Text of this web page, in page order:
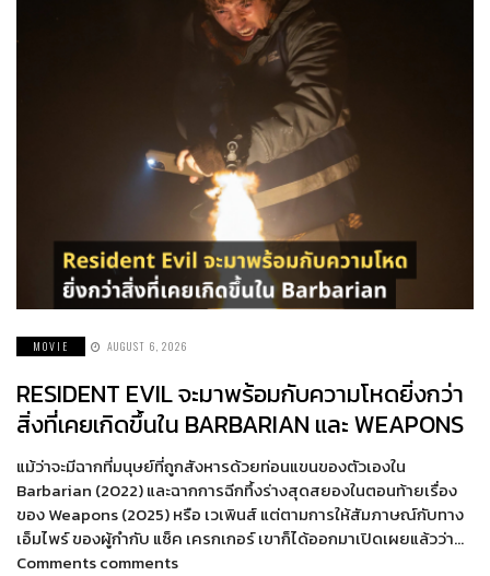
MOVIE AUGUST 6, 2026
RESIDENT EVIL จะมาพร้อมกับความโหดยิ่งกว่า
สิ่งที่เคยเกิดขึ้นใน BARBARIAN และ WEAPONS
แม้ว่าจะมีฉากที่มนุษย์ที่ถูกสังหารด้วยท่อนแขนของตัวเองใน
Barbarian (2022) และฉากการฉีกทึ้งร่างสุดสยองในตอนท้ายเรื่อง
ของ Weapons (2025) หรือ เวเพินส์ แต่ตามการให้สัมภาษณ์กับทาง
เอ็มไพร์ ของผู้กำกับ แซ็ค เครกเกอร์ เขาก็ได้ออกมาเปิดเผยแล้วว่า…
Comments comments